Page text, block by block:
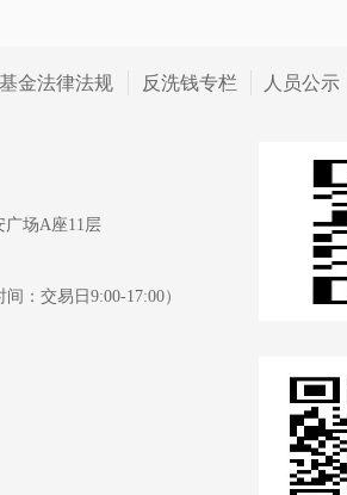
基金法律法规 反洗钱专栏 人员公示
广场A座11层
：交易日9:00-17:00）